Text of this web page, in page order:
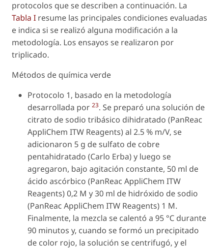
protocolos que se describen a continuación. La
Tabla I resume las principales condiciones evaluadas
e indica si se realizó alguna modificación a la
metodología. Los ensayos se realizaron por
triplicado.
Métodos de química verde
Protocolo 1, basado en la metodología
desarrollada por 23. Se preparó una solución de
citrato de sodio tribásico dihidratado (PanReac
AppliChem ITW Reagents) al 2.5 % m/V, se
adicionaron 5 g de sulfato de cobre
pentahidratado (Carlo Erba) y luego se
agregaron, bajo agitación constante, 50 ml de
ácido ascórbico (PanReac AppliChem ITW
Reagents) 0,2 M y 30 ml de hidróxido de sodio
(PanReac AppliChem ITW Reagents) 1 M.
Finalmente, la mezcla se calentó a 95 °C durante
90 minutos y, cuando se formó un precipitado
de color rojo, la solución se centrifugó, y el